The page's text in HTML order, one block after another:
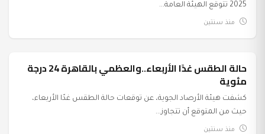
2025 تتوقع الهيئة العامة...
منذ سنتين
عرب وعالم حالة الطقس غدًا الأربعاء..والعظمي بالقاهرة 24 درجة
مئوية
كشفت هيئة الأرصاد الجوية، عن توقعات حالة الطقس غدًا الأربعاء،
حيث من المتوقع أن تتجاوز...
منذ سنتين